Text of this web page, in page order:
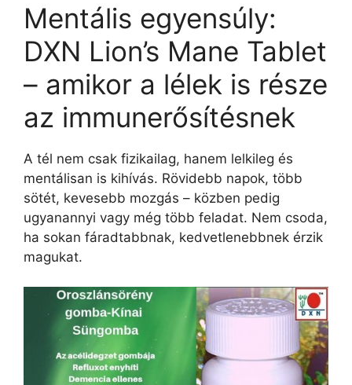
Mentális egyensúly:
DXN Lion’s Mane Tablet
– amikor a lélek is része
az immunerősítésnek
A tél nem csak fizikailag, hanem lelkileg és
mentálisan is kihívás. Rövidebb napok, több
sötét, kevesebb mozgás – közben pedig
ugyanannyi vagy még több feladat. Nem csoda,
ha sokan fáradtabbnak, kedvetlenebbnek érzik
magukat.